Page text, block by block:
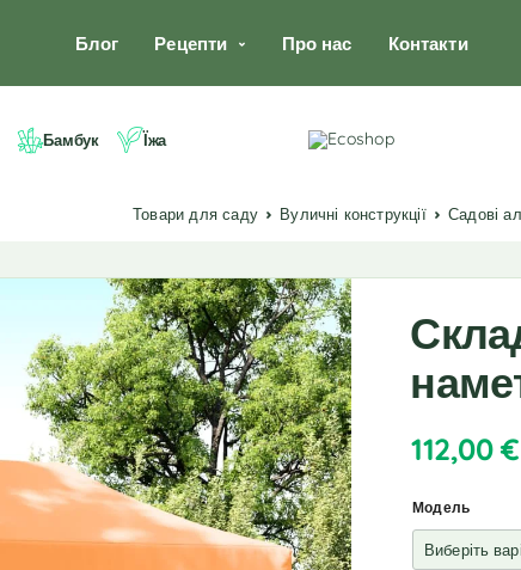
Блог Рецепти Про нас Контакти
Бамбук Їжа
Товари для саду Вуличні конструкції Садові
112,00€
Модель